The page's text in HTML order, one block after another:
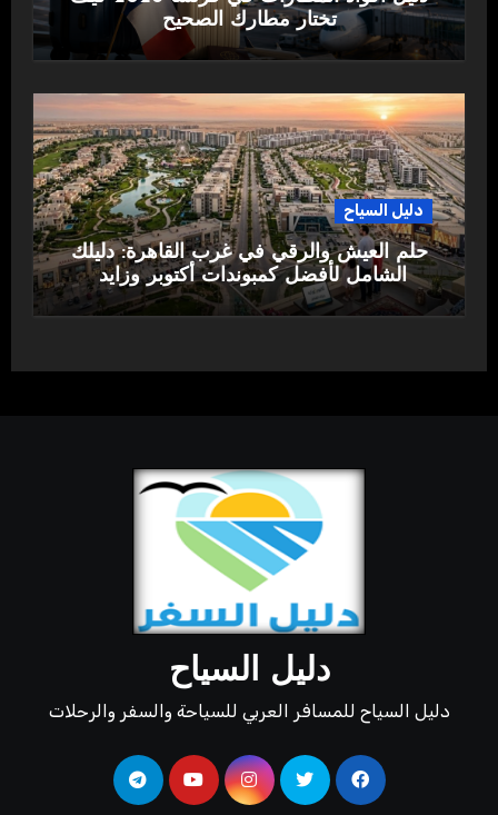
تختار مطارك الصحيح
دليل السياح
حلم العيش والرقي في غرب القاهرة: دليلك
الشامل لأفضل كمبوندات أكتوبر وزايد
دليل السياح
دليل السياح للمسافر العربي للسياحة والسفر والرحلات